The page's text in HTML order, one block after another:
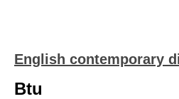
English contemporary
Btu